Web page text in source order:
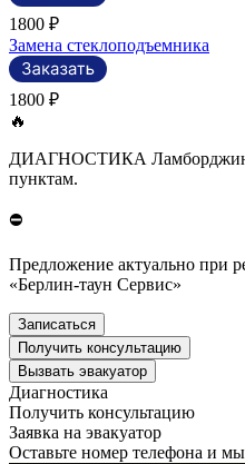
1800 ₽
Замена стеклоподъемника
1800 ₽
🔥
ДИАГНОСТИКА Ламборджини
пунктам.
⛔
Предложение актуально при
«Берлин-таун Сервис»
Записаться
Получить консультацию
Вызвать эвакуатор
Диагностика
Получить консультацию
Заявка на эвакуатор
Оставьте номер телефона и